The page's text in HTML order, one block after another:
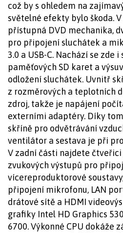
což by s ohledem na
světelné efekty bylo škoda.
přístupná DVD mechanika,
pro připojení sluchátek a
3.0 a USB-C. Nachází se zde
paměťových SD karet a
odložení sluchátek. Uvnitř
z rozměrových a teplotních
zdroj, takže je napájení
externími adaptéry. Díky
skříně pro odvětrávání
ventilátor a sestava je při
V zadní části najdete čtveřici
zvukových výstupů pro
vícereproduktorové
připojení mikrofonu, LAN
drátové sítě a HDMI
grafiky Intel HD Graphics
6700. Výkonné CPU dokáže